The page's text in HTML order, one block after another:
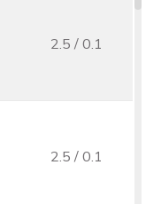
2.5 / 0.1
2.5 / 0.1